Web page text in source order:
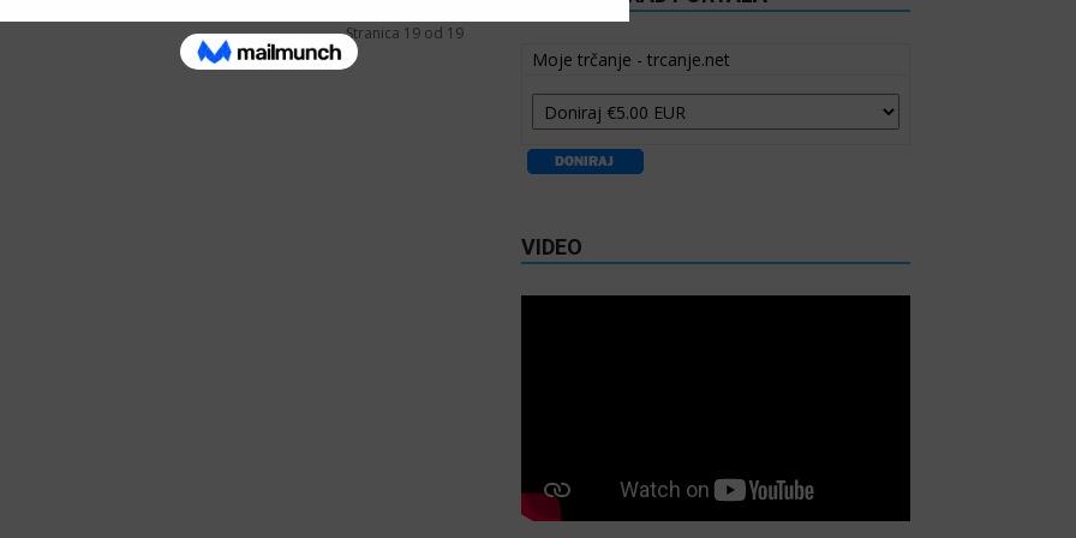
Stranica 19 od 19
Moje trčanje - trcanje.net
VIDEO